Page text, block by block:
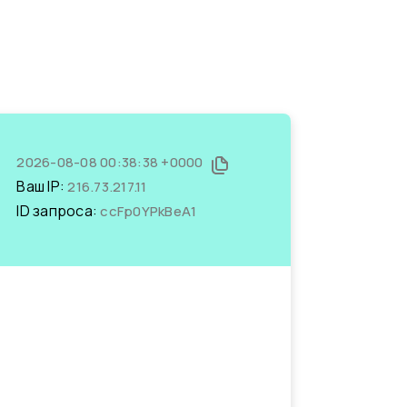
2026-08-08 00:38:38 +0000
Ваш IP:216.73.217.11
ID запроса:ccFp0YPkBeA1